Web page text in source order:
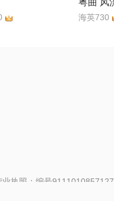
粤曲 风
海英730
业执照：编号